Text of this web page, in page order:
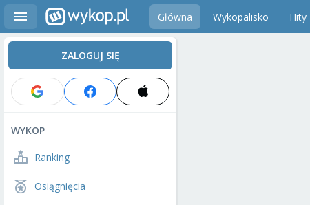
Główna Wykopalisko Hity
ZALOGUJ SIĘ
WYKOP
Ranking
Osiągnięcia